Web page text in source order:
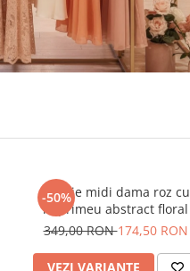
-50%
Rochie midi dama roz cu
imprimeu abstract floral
349,00 RON174,50 RON
VEZI VARIANTE